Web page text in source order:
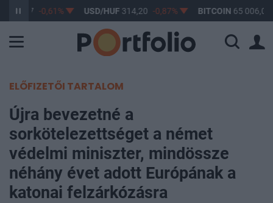
363,17 -0,61% USD/HUF 314,20 -0,87% BITCOIN 65 006,06
ELŐFIZETŐI TARTALOM
Újra bevezetné a
sorkötelezettséget a német
védelmi miniszter, mindössze
néhány évet adott Európának a
katonai felzárkózásra